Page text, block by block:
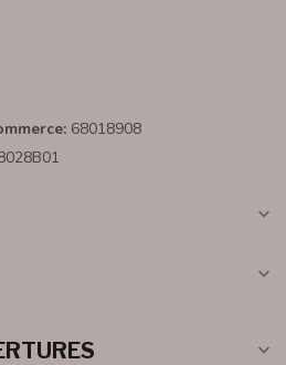
68018908